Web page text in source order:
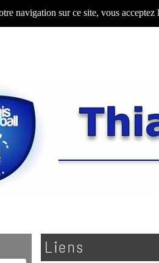
navigation sur ce site, vous
Liens